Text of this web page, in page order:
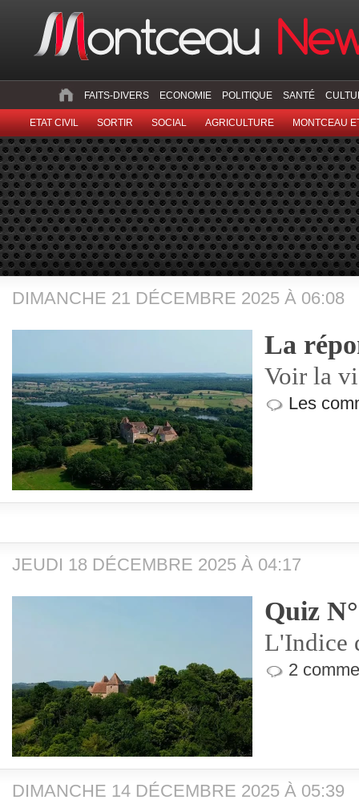
FAITS-DIVERS ECONOMIE POLITIQUE SANTÉ
ETAT CIVIL SORTIR SOCIAL AGRICULTURE MONTCEAU
DIMANCHE 21 DÉCEMBRE 2025 À 06:08
La
Voir la
Les
JEUDI 18 DÉCEMBRE 2025 À 04:17
Quiz
L'Indice
2
DIMANCHE 14 DÉCEMBRE 2025 À 05:39